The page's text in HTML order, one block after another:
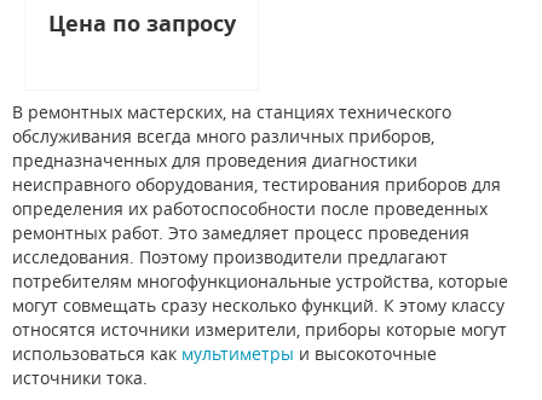
Цена по запросу
В ремонтных мастерских, на станциях технического
обслуживания всегда много различных приборов,
предназначенных для проведения диагностики
неисправного оборудования, тестирования приборов для
определения их работоспособности после проведенных
ремонтных работ. Это замедляет процесс проведения
исследования. Поэтому производители предлагают
потребителям многофункциональные устройства, которые
могут совмещать сразу несколько функций. К этому классу
относятся источники измерители, приборы которые могут
использоваться как мультиметры и высокоточные
источники тока.